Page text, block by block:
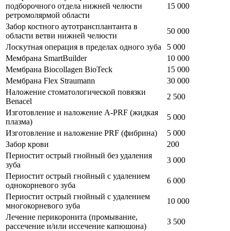
подборочного отдела нижней челюсти
ретромолярмой области
15 000
Забор костного аутотрансплантанта в
области ветви нижней челюсти
50 000
Лоскутная операция в пределах одного зуба
5 000
Мембрана SmartBuilder
10 000
Мембрана Biocollagen BioTeck
15 000
Мембрана Flex Straumann
30 000
Наложение стоматологической повязки
Benacel
2 500
Изготовление и наложение A-PRF (жидкая
плазма)
5 000
Изготовление и наложение PRF (фибрина)
5 000
Забор крови
200
Периостит острый гнойный без удаления
зуба
3 000
Периостит острый гнойный с удалением
однокорневого зуба
6 000
Периостит острый гнойный с удалением
многокорневого зуба
10 000
Лечение перикоронита (промывание,
рассечение и/или иссечение капюшона)
3 500